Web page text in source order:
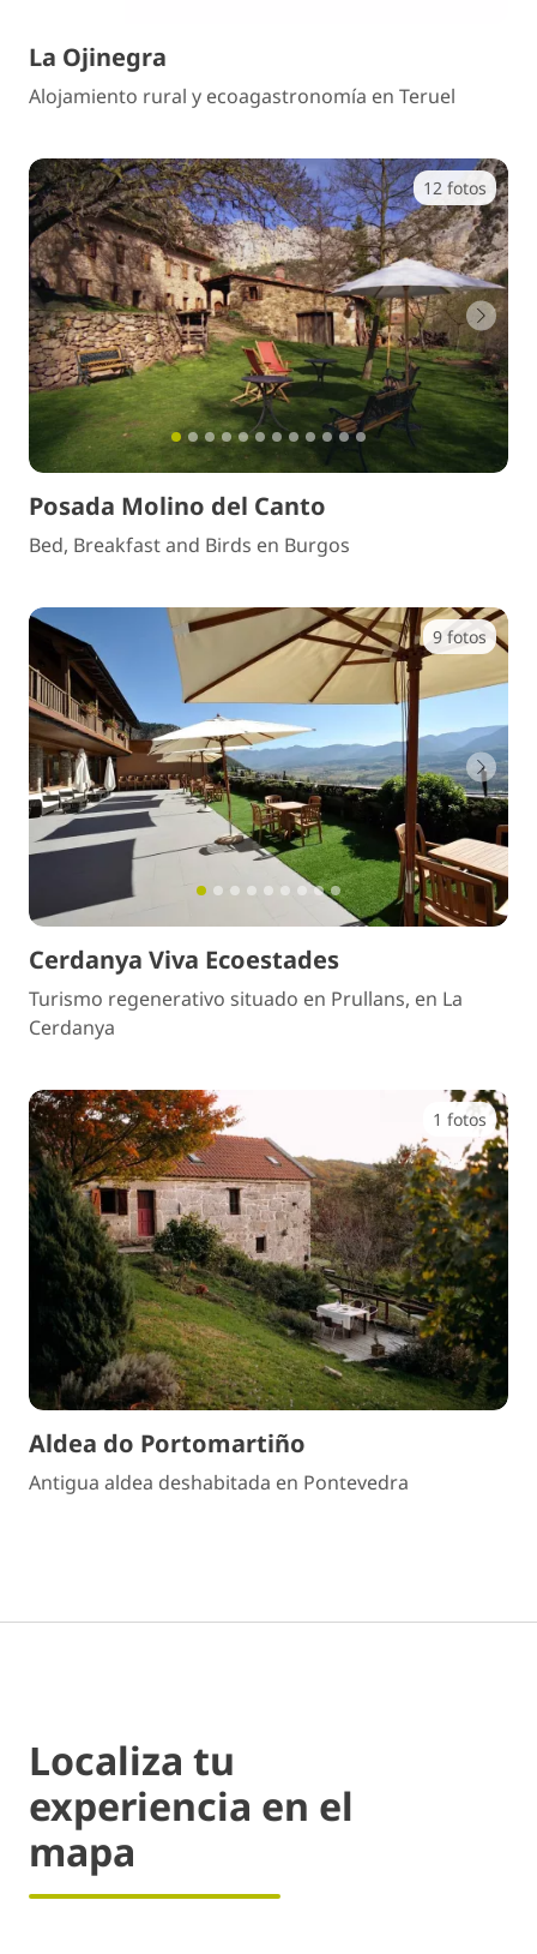
La Ojinegra
Alojamiento rural y ecoagastronomía en Teruel
Anterior
12 fotos
Posada Molino del Canto
Bed, Breakfast and Birds en Burgos
Anterior
9 fotos
Cerdanya Viva Ecoestades
Turismo regenerativo situado en Prullans, en La
Cerdanya
1 fotos
Aldea do Portomartiño
Antigua aldea deshabitada en Pontevedra
Localiza tu
experiencia en el
mapa